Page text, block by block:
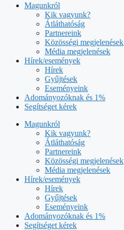
Magunkról
Kik vagyunk?
Átláthatóság
Partnereink
Közösségi megjelenések
Média megjelenések
Hírek/események
Hírek
Gyűjtések
Eseményeink
Adományozóknak és 1%
Segítséget kérek
Magunkról
Kik vagyunk?
Átláthatóság
Partnereink
Közösségi megjelenések
Média megjelenések
Hírek/események
Hírek
Gyűjtések
Eseményeink
Adományozóknak és 1%
Segítséget kérek